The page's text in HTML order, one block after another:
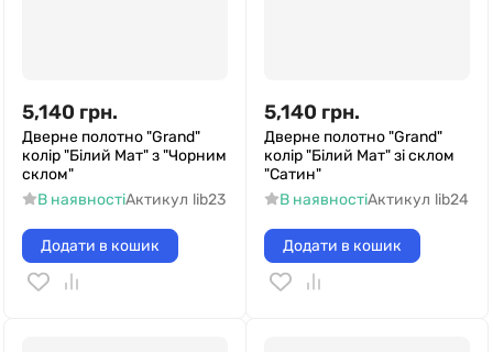
5,140 грн.
Дверне полотно "Grand"
колір "Білий Мат" з "Чорним
склом"
В наявностіАктикул lib23
Додати в кошик
5,140 грн.
Дверне полотно "Grand"
колір "Білий Мат" зі склом
"Сатин"
В наявностіАктикул lib24
Додати в кошик